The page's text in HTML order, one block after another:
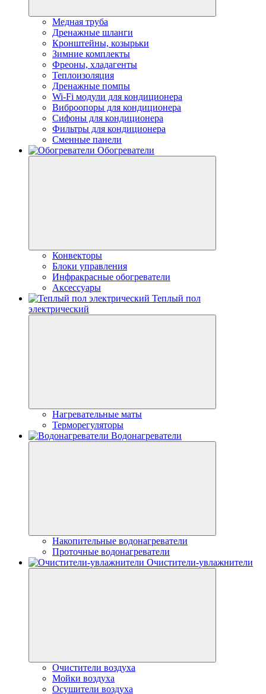
Медная труба
Дренажные шланги
Кронштейны, козырьки
Зимние комплекты
Фреоны, хладагенты
Теплоизоляция
Дренажные помпы
Wi-Fi модули для кондиционера
Виброопоры для кондиционера
Сифоны для кондиционера
Фильтры для кондиционера
Сменные панели
Обогреватели
Конвекторы
Блоки управления
Инфракрасные обогреватели
Аксессуары
Теплый пол
электрический
Нагревательные маты
Терморегуляторы
Водонагреватели
Накопительные водонагреватели
Проточные водонагреватели
Очистители-увлажнители
Очистители воздуха
Мойки воздуха
Осушители воздуха